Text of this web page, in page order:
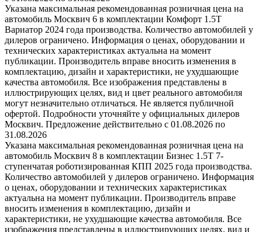
Указана максимальная рекомендованная розничная цена на
автомобиль Москвич 6 в комплектации Комфорт 1.5T
Вариатор 2024 года производства. Количество автомобилей у
дилеров ограничено. Информация о ценах, оборудовании и
технических характеристиках актуальна на момент
публикации. Производитель вправе вносить изменения в
комплектацию, дизайн и характеристики, не ухудшающие
качества автомобиля. Все изображения представлены в
иллюстрирующих целях, вид и цвет реального автомобиля
могут незначительно отличаться. Не является публичной
офертой. Подробности уточняйте у официальных дилеров
Москвич. Предложение действительно с 01.08.2026 по
31.08.2026
Указана максимальная рекомендованная розничная цена на
автомобиль Москвич 8 в комплектации Бизнес 1.5T 7-
ступенчатая роботизированная КПП 2025 года производства.
Количество автомобилей у дилеров ограничено. Информация
о ценах, оборудовании и технических характеристиках
актуальна на момент публикации. Производитель вправе
вносить изменения в комплектацию, дизайн и
характеристики, не ухудшающие качества автомобиля. Все
изображения представлены в иллюстрирующих целях, вид и